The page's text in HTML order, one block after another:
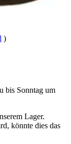
)
bis Sonntag um
Lager.
könnte dies das